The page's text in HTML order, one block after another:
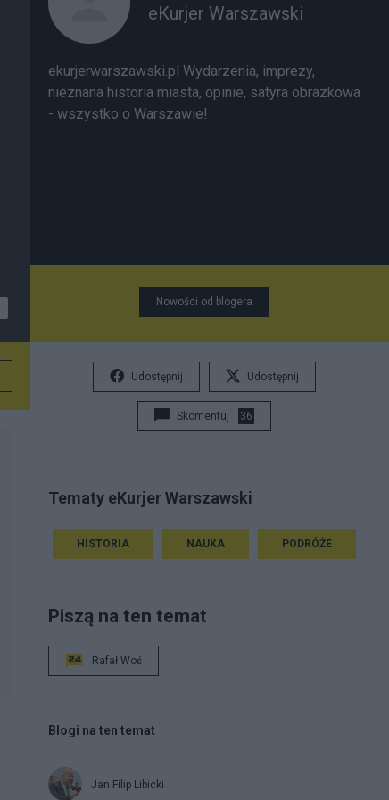
eKurjer Warszawski
ekurjerwarszawski.pl Wydarzenia, imprezy,
nieznana historia miasta, opinie, satyra obrazkowa
- wszystko o Warszawie!
Nowości od blogera
Udostępnij Udostępnij
Skomentuj 36
Tematy eKurjer Warszawski
HISTORIA NAUKA PODRÓŻE
Piszą na ten temat
Rafał Woś
Blogi na ten temat
Jan Filip Libicki